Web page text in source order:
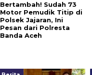
Bertambah! Sudah 73
Motor Pemudik Titip di
Polsek Jajaran, Ini
Pesan dari Polresta
Banda Aceh